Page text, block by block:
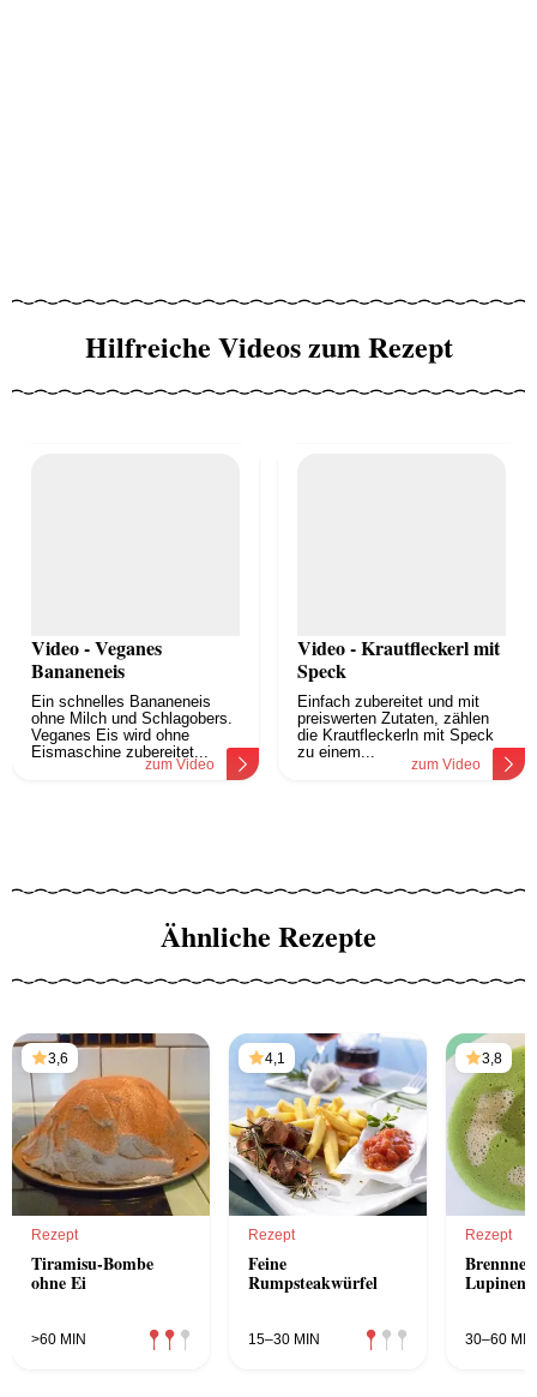
Hilfreiche Videos zum Rezept
Video - Veganes
Bananeneis
Ein schnelles Bananeneis
ohne Milch und Schlagobers.
Veganes Eis wird ohne
Eismaschine zubereitet...
zum Video
Video - Krautfleckerl mit
Speck
Einfach zubereitet und mit
preiswerten Zutaten, zählen
die Krautfleckerln mit Speck
zu einem...
zum Video
Ähnliche Rezepte
3,6
Rezept
Tiramisu-Bombe
ohne Ei
>60 MIN
4,1
Rezept
Feine
Rumpsteakwürfel
15–30 MIN
3,8
Rezept
30–60 MIN